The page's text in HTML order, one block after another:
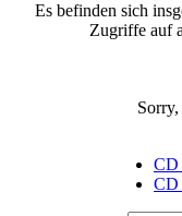
Es befinden sich
Zugriffe auf
CD
CD